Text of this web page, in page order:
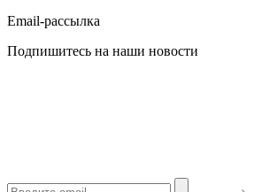
Email-рассылка
Подпишитесь на наши новости